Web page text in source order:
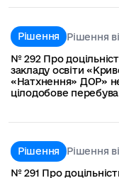
Рішення
Рішення
№ 292 Про
закладу освіти
«Натхнення» ДОР»
цілодобове
Рішення
Рішення
№ 291 Про